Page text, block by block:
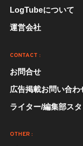
LogTubeについて
運営会社
CONTACT :
お問合せ
広告掲載お問い合わ
ライター/編集部ス
OTHER :